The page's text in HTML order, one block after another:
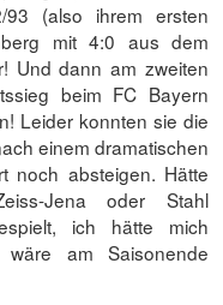
(also ihrem ersten
mit 4:0 aus dem
Und dann am zweiten
beim FC Bayern
Leider konnten sie die
einem dramatischen
noch absteigen. Hätte
Jena oder Stahl
ich hätte mich
am Saisonende